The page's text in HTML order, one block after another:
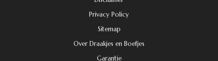
Privacy Policy
Sitemap
Over Draakjes en Boefjes
Garantie